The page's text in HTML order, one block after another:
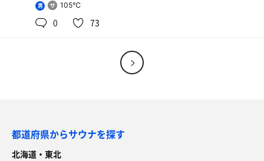
男 105℃
0 73
都道府県からサウナを探す
北海道・東北